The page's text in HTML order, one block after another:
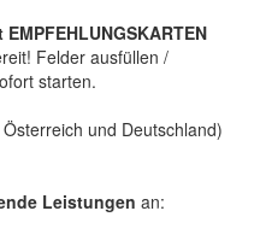
DIN-lang für
(112)
(144)
(74)
(3)
(15)
Felder ausfüllen /
starten.
und Deutschland)
Leistungen an: